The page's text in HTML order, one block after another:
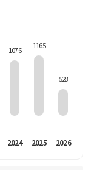
1076
2024
1165
2025
523
2026